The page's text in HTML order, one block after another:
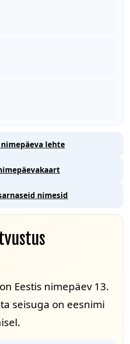
lehte
nimesid
Eestis nimepäev 13.
seisuga on eesnimi